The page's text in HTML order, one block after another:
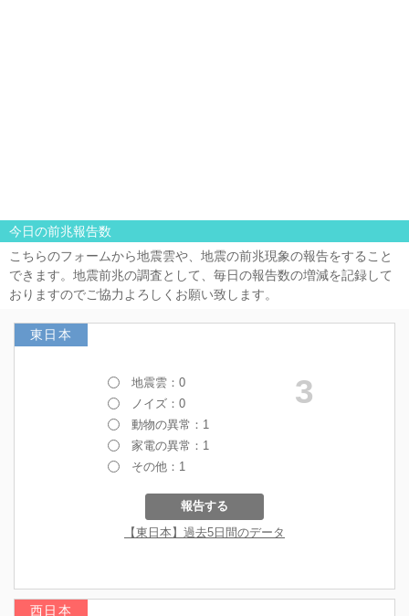
今日の前兆報告数
こちらのフォームから地震雲や、地震の前兆現象の報告をすること
できます。地震前兆の調査として、毎日の報告数の増減を記録して
おりますのでご協力よろしくお願い致します。
東日本
西日本